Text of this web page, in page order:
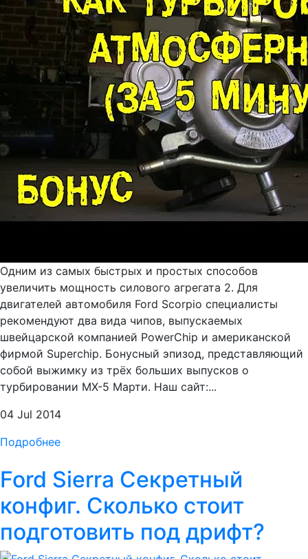
Одним из самых быстрых и простых способов
увеличить мощность силового агрегата 2. Для
двигателей автомобиля Ford Scorpio специалисты
рекомендуют два вида чипов, выпускаемых
швейцарской компанией PowerChip и американской
фирмой Superchip. Бонусный эпизод, представляющий
собой выжимку из трёх больших выпусков о
турбировании MX-5 Марти. Наш сайт:...
04 Jul 2014
Подробнее
Ford Sierra Секретный
конфиг. Сколько стоит
подготовить под дрифт?